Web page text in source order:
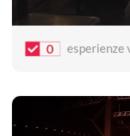
0 esperienze